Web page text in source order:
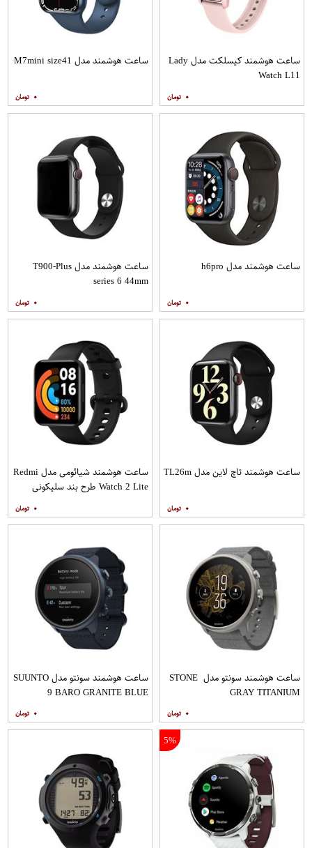
ساعت هوشمند کیسلکت مدل Lady
Watch L11
۰
ساعت هوشمند مدل M7mini size41
۰
ساعت هوشمند مدل h6pro
۰
ساعت هوشمند مدل T900-Plus
series 6 44mm
۰
ساعت هوشمند تاچ لاین مدل TL26m
۰
ساعت هوشمند شیائومی مدل Redmi
Watch 2 Lite طرح بند سلیکونی
۰
ساعت هوشمند سونتو مدل STONE
GRAY TITANIUM
۰
ساعت هوشمند سونتو مدل SUUNTO
9 BARO GRANITE BLUE
۰
5%